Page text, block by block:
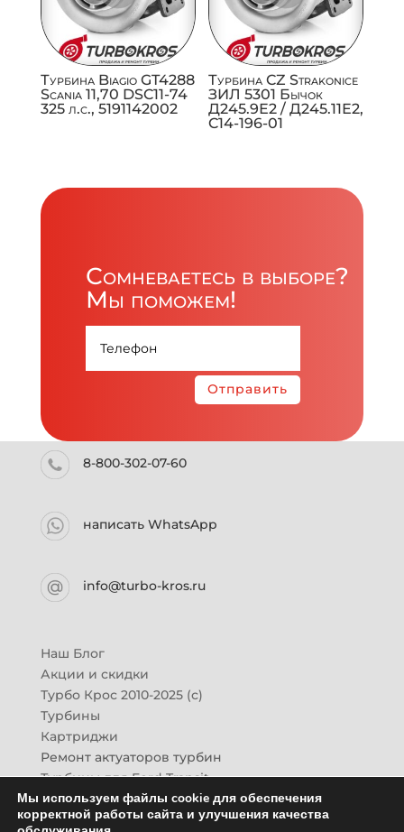
Турбина Biagio GT4288
Scania 11,70 DSC11-74
325 л.с., 5191142002
Турбина CZ Strakonice
ЗИЛ 5301 Бычок
Д245.9Е2 / Д245.11Е2,
C14-196-01
Сомневаетесь в выборе?
Мы поможем!
Отправить
8-800-302-07-60
написать WhatsApp
info@turbo-kros.ru
Наш Блог
Акции и скидки
Турбо Крос 2010-2025 (с)
Турбины
Картриджи
Ремонт актуаторов турбин
Турбины для Ford Transit
Турбины для Mazda CX-7
Картридж для ГАЗон-Next
Мы используем файлы cookie для обеспечения
корректной работы сайта и улучшения качества